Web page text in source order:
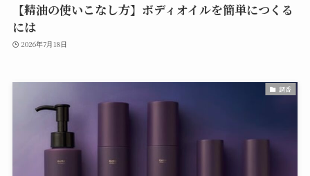
【精油の使いこなし方】ボディオイルを簡単につくる
には
2026年7月18日
調香